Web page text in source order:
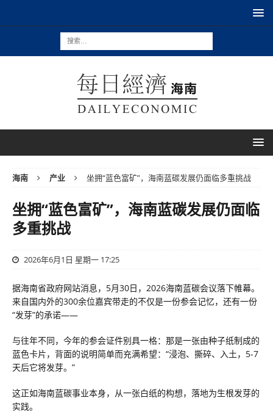
海南 产业 坐拥“蓝色富矿”，海南蓝碳发展仍面临多重挑战
坐拥“蓝色富矿”，海南蓝碳发展仍面临
多重挑战
2026年6月1日 星期一 17:25
据海南省政府网站消息，5月30日，2026海南蓝碳会议落下帷幕。
来自国内外的300余位嘉宾带走的不仅是一份参会记忆，还有一份
“发芽”的承诺——
与往年不同，今年的参会证件别具一格：那是一张由种子纸制成的
蓝色卡片，背面的说明简单而充满希望：“浸泡、撕碎、入土，5-7
天后它将发芽。”
这正如海南蓝碳事业本身，从一张白纸的构想，落地为生根发芽的
实践。